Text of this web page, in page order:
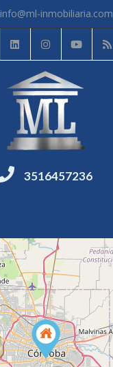
info@ml-inmobiliaria.com
3516457236